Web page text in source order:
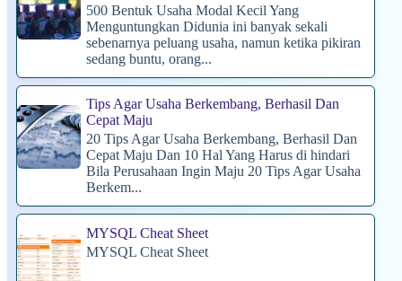
500 Bentuk Usaha Modal Kecil Yang
Menguntungkan Didunia ini banyak sekali
sebenarnya peluang usaha, namun ketika pikiran
sedang buntu, orang...
Tips Agar Usaha Berkembang, Berhasil Dan
Cepat Maju
20 Tips Agar Usaha Berkembang, Berhasil Dan
Cepat Maju Dan 10 Hal Yang Harus di hindari
Bila Perusahaan Ingin Maju 20 Tips Agar Usaha
Berkem...
MYSQL Cheat Sheet
MYSQL Cheat Sheet